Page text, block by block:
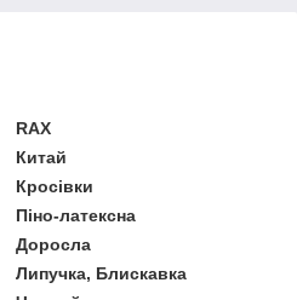
RAX
Китай
Кросівки
Піно-латексна
Доросла
Липучка, Блискавка